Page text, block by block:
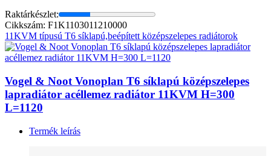
Raktárkészlet:
Cikkszám: F1K1103011210000
11KVM típusú T6 síklapú,beépített középszelepes radiátorok
Vogel & Noot Vonoplan T6 síklapú középszelepes
lapradiátor acéllemez radiátor 11KVM H=300
L=1120
Termék leírás